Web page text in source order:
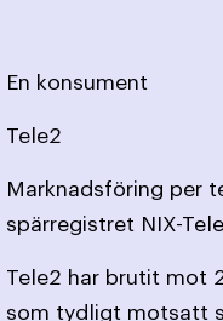
En konsument
Tele2
Marknadsföring per
spärregistret NIX-
Tele2 har brutit mot
som tydligt motsatt